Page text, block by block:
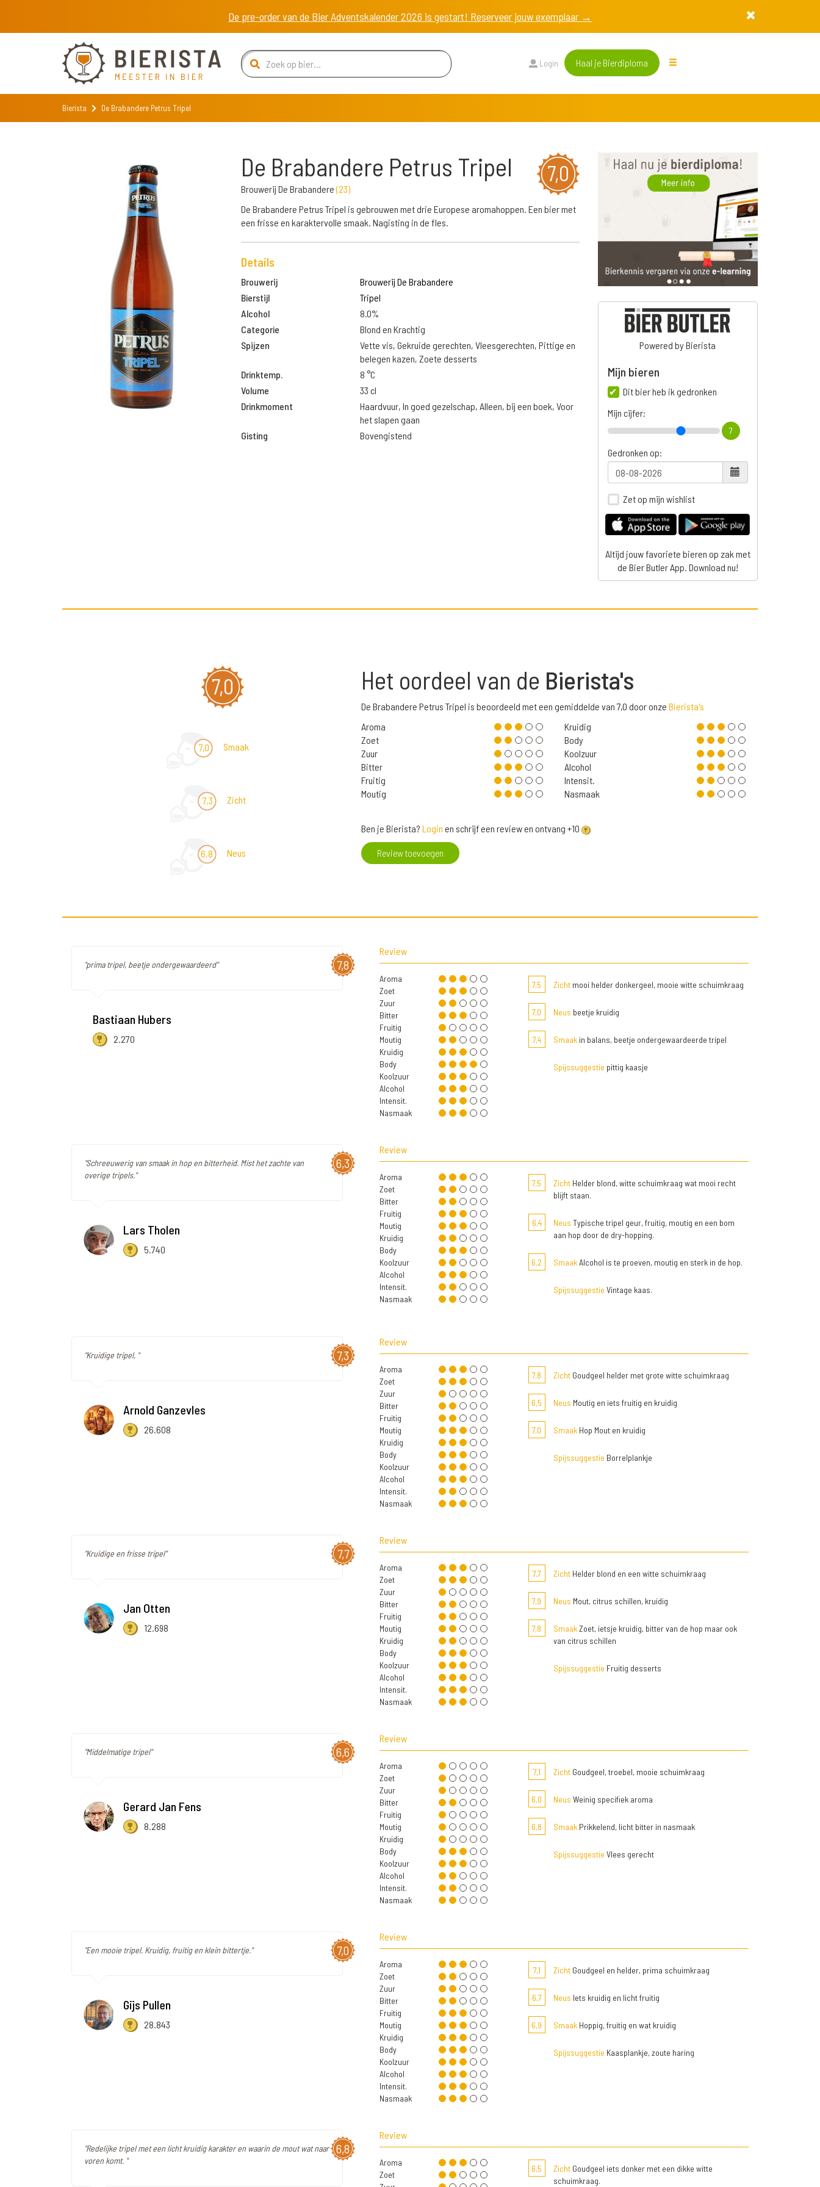
De pre-order van de Bier Adventskalender 2026 is gestart! Reserveer jouw exemplaar →
Login Haal je Bierdiploma
Bierista De Brabandere Petrus Tripel
7,0
De Brabandere Petrus Tripel
Brouwerij De Brabandere(23)
De Brabandere Petrus Tripel is gebrouwen met drie Europese aromahoppen. Een bier met
een frisse en karaktervolle smaak. Nagisting in de fles.
Details
Brouwerij
Brouwerij De Brabandere
Bierstijl
Tripel
Alcohol
8.0%
Categorie
Blond en Krachtig
Spijzen
Vette vis, Gekruide gerechten, Vleesgerechten, Pittige en
belegen kazen, Zoete desserts
Drinktemp.
8 °C
Volume
33 cl
Drinkmoment
Haardvuur, In goed gezelschap, Alleen, bij een boek, Voor
het slapen gaan
Gisting
Bovengistend
Powered by Bierista
Mijn bieren
Dit bier heb ik gedronken
Mijn cijfer:
7
Gedronken op:
Zet op mijn wishlist
Altijd jouw favoriete bieren op zak met
de Bier Butler App. Download nu!
7,0
7,0 Smaak
7,3 Zicht
6,8 Neus
Het oordeel van de Bierista's
De Brabandere Petrus Tripel is beoordeeld met een gemiddelde van 7,0 door onze Bierista's
Aroma
Zoet
Zuur
Bitter
Fruitig
Moutig
Kruidig
Body
Koolzuur
Alcohol
Intensit.
Nasmaak
Ben je Bierista? Login en schrijf een review en ontvang +10
Review toevoegen
7,8
"prima tripel, beetje ondergewaardeerd"
Bastiaan Hubers
2.270
Review
Aroma
Zoet
Zuur
Bitter
Fruitig
Moutig
Kruidig
Body
Koolzuur
Alcohol
Intensit.
Nasmaak
7,5 Zichtmooi helder donkergeel, mooie witte schuimkraag
7,0 Neus beetje kruidig
7,4 Smaakin balans, beetje ondergewaardeerde tripel
Spijssuggestie pittig kaasje
6,3
"Schreeuwerig van smaak in hop en bitterheid. Mist het zachte van
overige tripels."
Lars Tholen
5.740
Review
Aroma
Zoet
Bitter
Fruitig
Moutig
Kruidig
Body
Koolzuur
Alcohol
Intensit.
Nasmaak
7,5 ZichtHelder blond, witte schuimkraag wat mooi recht
blijft staan.
6,4 Neus Typische tripel geur, fruitig, moutig en een bom
aan hop door de dry-hopping.
6,2 SmaakAlcohol is te proeven, moutig en sterk in de hop.
Spijssuggestie Vintage kaas.
7,3
"Kruidige tripel, "
Arnold Ganzevles
26.608
Review
Aroma
Zoet
Zuur
Bitter
Fruitig
Moutig
Kruidig
Body
Koolzuur
Alcohol
Intensit.
Nasmaak
7,8 ZichtGoudgeel helder met grote witte schuimkraag
6,5 Neus Moutig en iets fruitig en kruidig
7,0 SmaakHop Mout en kruidig
Spijssuggestie Borrelplankje
7,7
"Kruidige en frisse tripel"
Jan Otten
12.698
Review
Aroma
Zoet
Zuur
Bitter
Fruitig
Moutig
Kruidig
Body
Koolzuur
Alcohol
Intensit.
Nasmaak
7,7 ZichtHelder blond en een witte schuimkraag
7,9 Neus Mout, citrus schillen, kruidig
7,8 SmaakZoet, ietsje kruidig, bitter van de hop maar ook
van citrus schillen
Spijssuggestie Fruitig desserts
6,6
"Middelmatige tripel"
Gerard Jan Fens
8.288
Review
Aroma
Zoet
Zuur
Bitter
Fruitig
Moutig
Kruidig
Body
Koolzuur
Alcohol
Intensit.
Nasmaak
7,1 ZichtGoudgeel, troebel, mooie schuimkraag
6,0 Neus Weinig specifiek aroma
6,8 SmaakPrikkelend, licht bitter in nasmaak
Spijssuggestie Vlees gerecht
7,0
"Een mooie tripel. Kruidig, fruitig en klein bittertje."
Gijs Pullen
28.843
Review
Aroma
Zoet
Zuur
Bitter
Fruitig
Moutig
Kruidig
Body
Koolzuur
Alcohol
Intensit.
Nasmaak
7,1 ZichtGoudgeel en helder, prima schuimkraag
6,7 Neus Iets kruidig en licht fruitig
6,9 SmaakHoppig, fruitig en wat kruidig
Spijssuggestie Kaasplankje, zoute haring
6,8
"Redelijke tripel met een licht kruidig karakter en waarin de mout wat naar
voren komt. "
Review
Aroma
Zoet
6,5 ZichtGoudgeel iets donker met een dikke witte
schuimkraag.